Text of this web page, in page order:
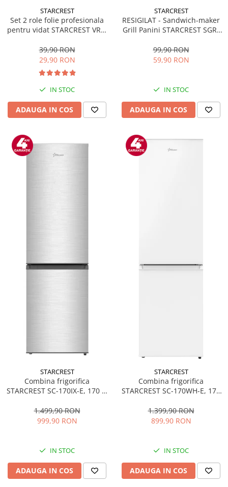
STARCREST
Set 2 role folie profesionala
pentru vidat STARCREST VRL-
reutilizabile, sous vide,
lavabile in masina de spalat,
fara BPA, transparent
39,90 RON
29,90 RON
IN STOC
ADAUGA IN COS
STARCREST
RESIGILAT - Sandwich-maker
Grill Panini STARCREST SGR-
nonaderente, Deschidere
180°, Suprafata de gatire 23 x
99,90 RON
59,90 RON
IN STOC
ADAUGA IN COS
STARCREST
Combina frigorifica
STARCREST SC-170IX-E, 170 L,
reglabil, Iluminare LED,
Suprafata Inox antiamprenta,
1.499,90 RON
999,90 RON
IN STOC
ADAUGA IN COS
STARCREST
Combina frigorifica
STARCREST SC-170WH-E, 170
Termostat reglabil, Iluminare
LED, Picioare ajustabile, Usi
1.399,90 RON
899,90 RON
IN STOC
ADAUGA IN COS